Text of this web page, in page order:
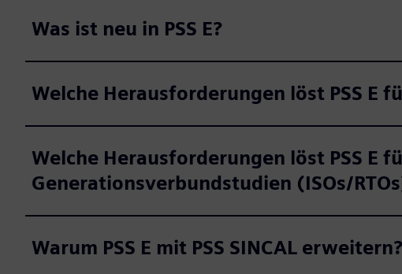
Was ist neu in PSS E?
Welche Herausforderungen löst PSS E
Welche Herausforderungen löst PSS E
Generationsverbundstudien (ISOs/
Warum PSS E mit PSS SINCAL erweitern?